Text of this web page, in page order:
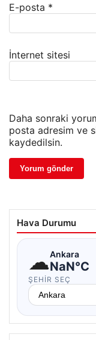
E-posta *
İnternet sitesi
Daha sonraki
posta adresim ve
kaydedilsin.
Hava Durumu
☁Ankara
NaN°C
ŞEHIR SEÇ